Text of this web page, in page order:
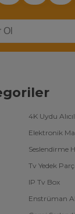
4K Uydu
Elektronik
Seslendirme
Tv Yedek
IP Tv Box
Enstrüman